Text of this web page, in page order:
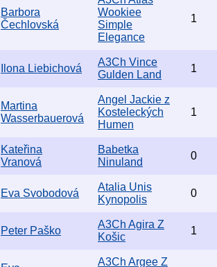
Barbora
Čechlovská
Wookiee
Simple
Elegance
1
Ilona Liebichová
A3Ch Vince
Gulden Land
1
Martina
Wasserbauerová
Angel Jackie z
Kosteleckých
Humen
1
Kateřina
Vranová
Babetka
Ninuland
0
Eva Svobodová
Atalia Unis
Kynopolis
0
Peter Paško
A3Ch Agira Z
Košic
1
A3Ch Argee Z